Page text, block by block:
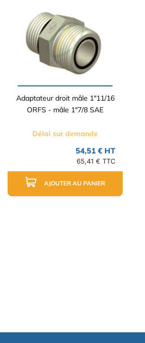
Adaptateur droit mâle 1"11/16
ORFS - mâle 1"7/8 SAE
Délai sur demande
54,51 € HT
65,41 € TTC
AJOUTER AU PANIER